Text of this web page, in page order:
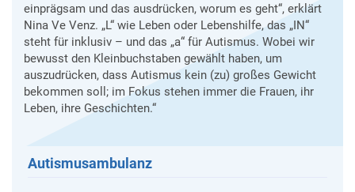
einprägsam und das ausdrücken, worum es geht“, erklärt
Nina Ve Venz. „L“ wie Leben oder Lebenshilfe, das „IN“
steht für inklusiv – und das „a“ für Autismus. Wobei wir
bewusst den Kleinbuchstaben gewählt haben, um
auszudrücken, dass Autismus kein (zu) großes Gewicht
bekommen soll; im Fokus stehen immer die Frauen, ihr
Leben, ihre Geschichten.“
Autismusambulanz